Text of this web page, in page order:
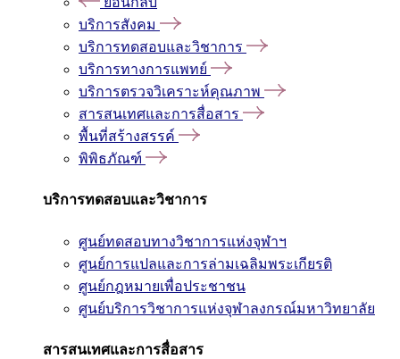
บริการสังคม
บริการทดสอบและวิชาการ
บริการทางการแพทย์
บริการตรวจวิเคราะห์คุณภาพ
สารสนเทศและการสื่อสาร
พื้นที่สร้างสรรค์
พิพิธภัณฑ์
บริการทดสอบและวิชาการ
ศูนย์ทดสอบทางวิชาการแห่งจุฬาฯ
ศูนย์การแปลและการล่ามเฉลิมพระเกียรติ
ศูนย์กฎหมายเพื่อประชาชน
ศูนย์บริการวิชาการแห่งจุฬาลงกรณ์มหาวิทยาลัย
สารสนเทศและการสื่อสาร